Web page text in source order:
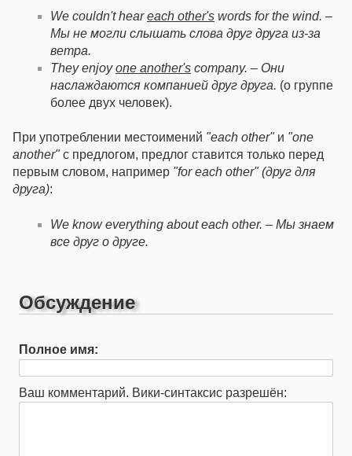
We couldn't heareach other's words for the wind. –
Мы не могли слышать слова друг друга из-за
ветра.
They enjoyone another's company. – Они
наслаждаются компанией друг друга. (о группе
более двух человек).
При употреблении местоимений "each other" и "one
another" с предлогом, предлог ставится только перед
первым словом, например "for each other" (друг для
друга):
We know everything about each other. – Мы знаем
все друг о друге.
Обсуждение
Полное имя:
Ваш комментарий. Вики-синтаксис разрешён: